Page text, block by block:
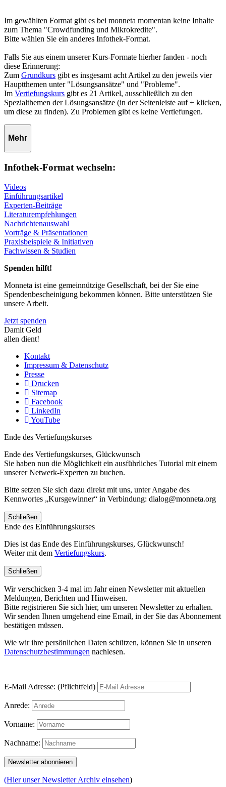
Im gewählten Format gibt es bei monneta momentan keine Inhalte
zum Thema "Crowdfunding und Mikrokredite".
Bitte wählen Sie ein anderes Infothek-Format.
Falls Sie aus einem unserer Kurs-Formate hierher fanden - noch
diese Erinnerung:
Zum Grundkurs gibt es insgesamt acht Artikel zu den jeweils vier
Hauptthemen unter "Lösungsansätze" und "Probleme".
Im Vertiefungskurs gibt es 21 Artikel, ausschließlich zu den
Spezialthemen der Lösungsansätze (in der Seitenleiste auf + klicken,
um diese zu finden). Zu Problemen gibt es keine Vertiefungen.
Mehr
Infothek-Format wechseln:
Videos
Einführungsartikel
Experten-Beiträge
Literaturempfehlungen
Nachrichtenauswahl
Vorträge & Präsentationen
Praxisbeispiele & Initiativen
Fachwissen & Studien
Spenden hilft!
Monneta ist eine gemeinnützige Gesellschaft, bei der Sie eine
Spendenbescheinigung bekommen können. Bitte unterstützen Sie
unsere Arbeit.
Jetzt spenden
Damit Geld
allen dient!
Kontakt
Impressum & Datenschutz
Presse
Drucken
Sitemap
Facebook
LinkedIn
YouTube
Ende des Vertiefungskurses
Ende des Vertiefungskurses, Glückwunsch
Sie haben nun die Möglichkeit ein ausführliches Tutorial mit einem
unserer Netwerk-Experten zu buchen.
Bitte setzen Sie sich dazu direkt mit uns, unter Angabe des
Kennwortes „Kursgewinner“ in Verbindung: dialog@monneta.org
Schließen
Ende des Einführungskurses
Dies ist das Ende des Einführungskurses, Glückwunsch!
Weiter mit dem Vertiefungskurs.
Schließen
Wir verschicken 3-4 mal im Jahr einen Newsletter mit aktuellen
Meldungen, Berichten und Hinweisen.
Bitte registrieren Sie sich hier, um unseren Newsletter zu erhalten.
Wir senden Ihnen umgehend eine Email, in der Sie das Abonnement
bestätigen müssen.
Wie wir ihre persönlichen Daten schützen, können Sie in unseren
Datenschutzbestimmungen nachlesen.
E-Mail Adresse: (Pflichtfeld)
Anrede:
Vorname:
Nachname:
(Hier unser Newsletter Archiv einsehen)